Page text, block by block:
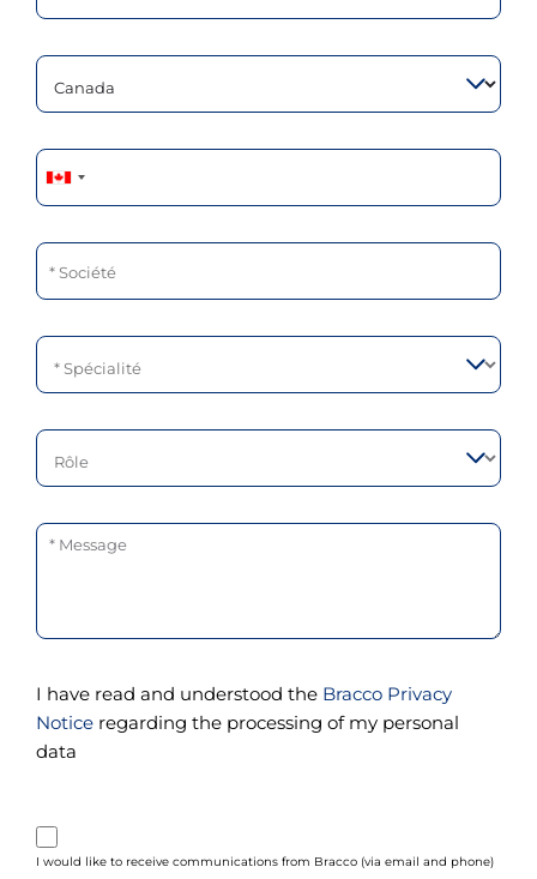
Numéro de téléphone
Société
Spécialité
Rôle
Message
I have read and understood the Bracco Privacy
Notice regarding the processing of my personal
data
I would like to receive communications from Bracco (via email and phone)